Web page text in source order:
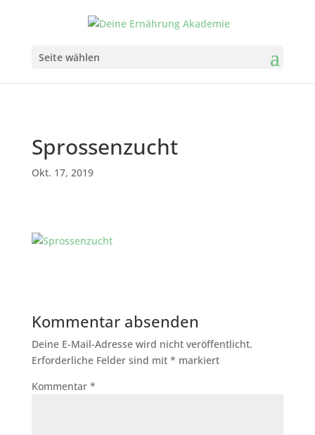
Seite wählen
Sprossenzucht
Okt. 17, 2019
Kommentar absenden
Deine E-Mail-Adresse wird nicht veröffentlicht.
Erforderliche Felder sind mit * markiert
Kommentar *